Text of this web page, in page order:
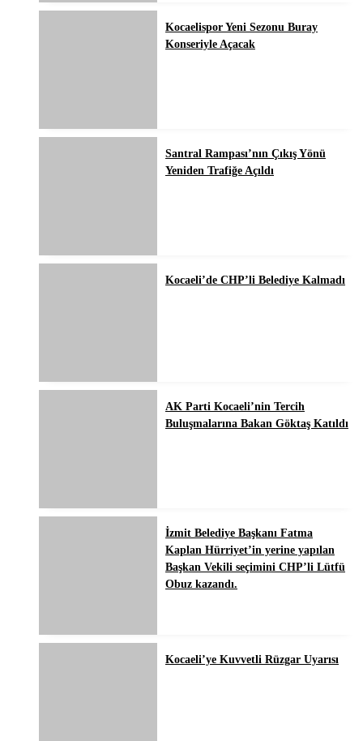
Kocaelispor Yeni Sezonu Buray
Konseriyle Açacak
Santral Rampası’nın Çıkış Yönü
Yeniden Trafiğe Açıldı
Kocaeli’de CHP’li Belediye Kalmadı
AK Parti Kocaeli’nin Tercih
Buluşmalarına Bakan Göktaş Katıldı
İzmit Belediye Başkanı Fatma
Kaplan Hürriyet’in yerine yapılan
Başkan Vekili seçimini CHP’li Lütfü
Obuz kazandı.
Kocaeli’ye Kuvvetli Rüzgar Uyarısı